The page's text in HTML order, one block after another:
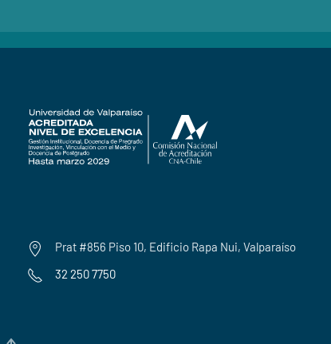
Prat #856 Piso 10, Edificio Rapa Nui, Valparaíso
32 250 7750